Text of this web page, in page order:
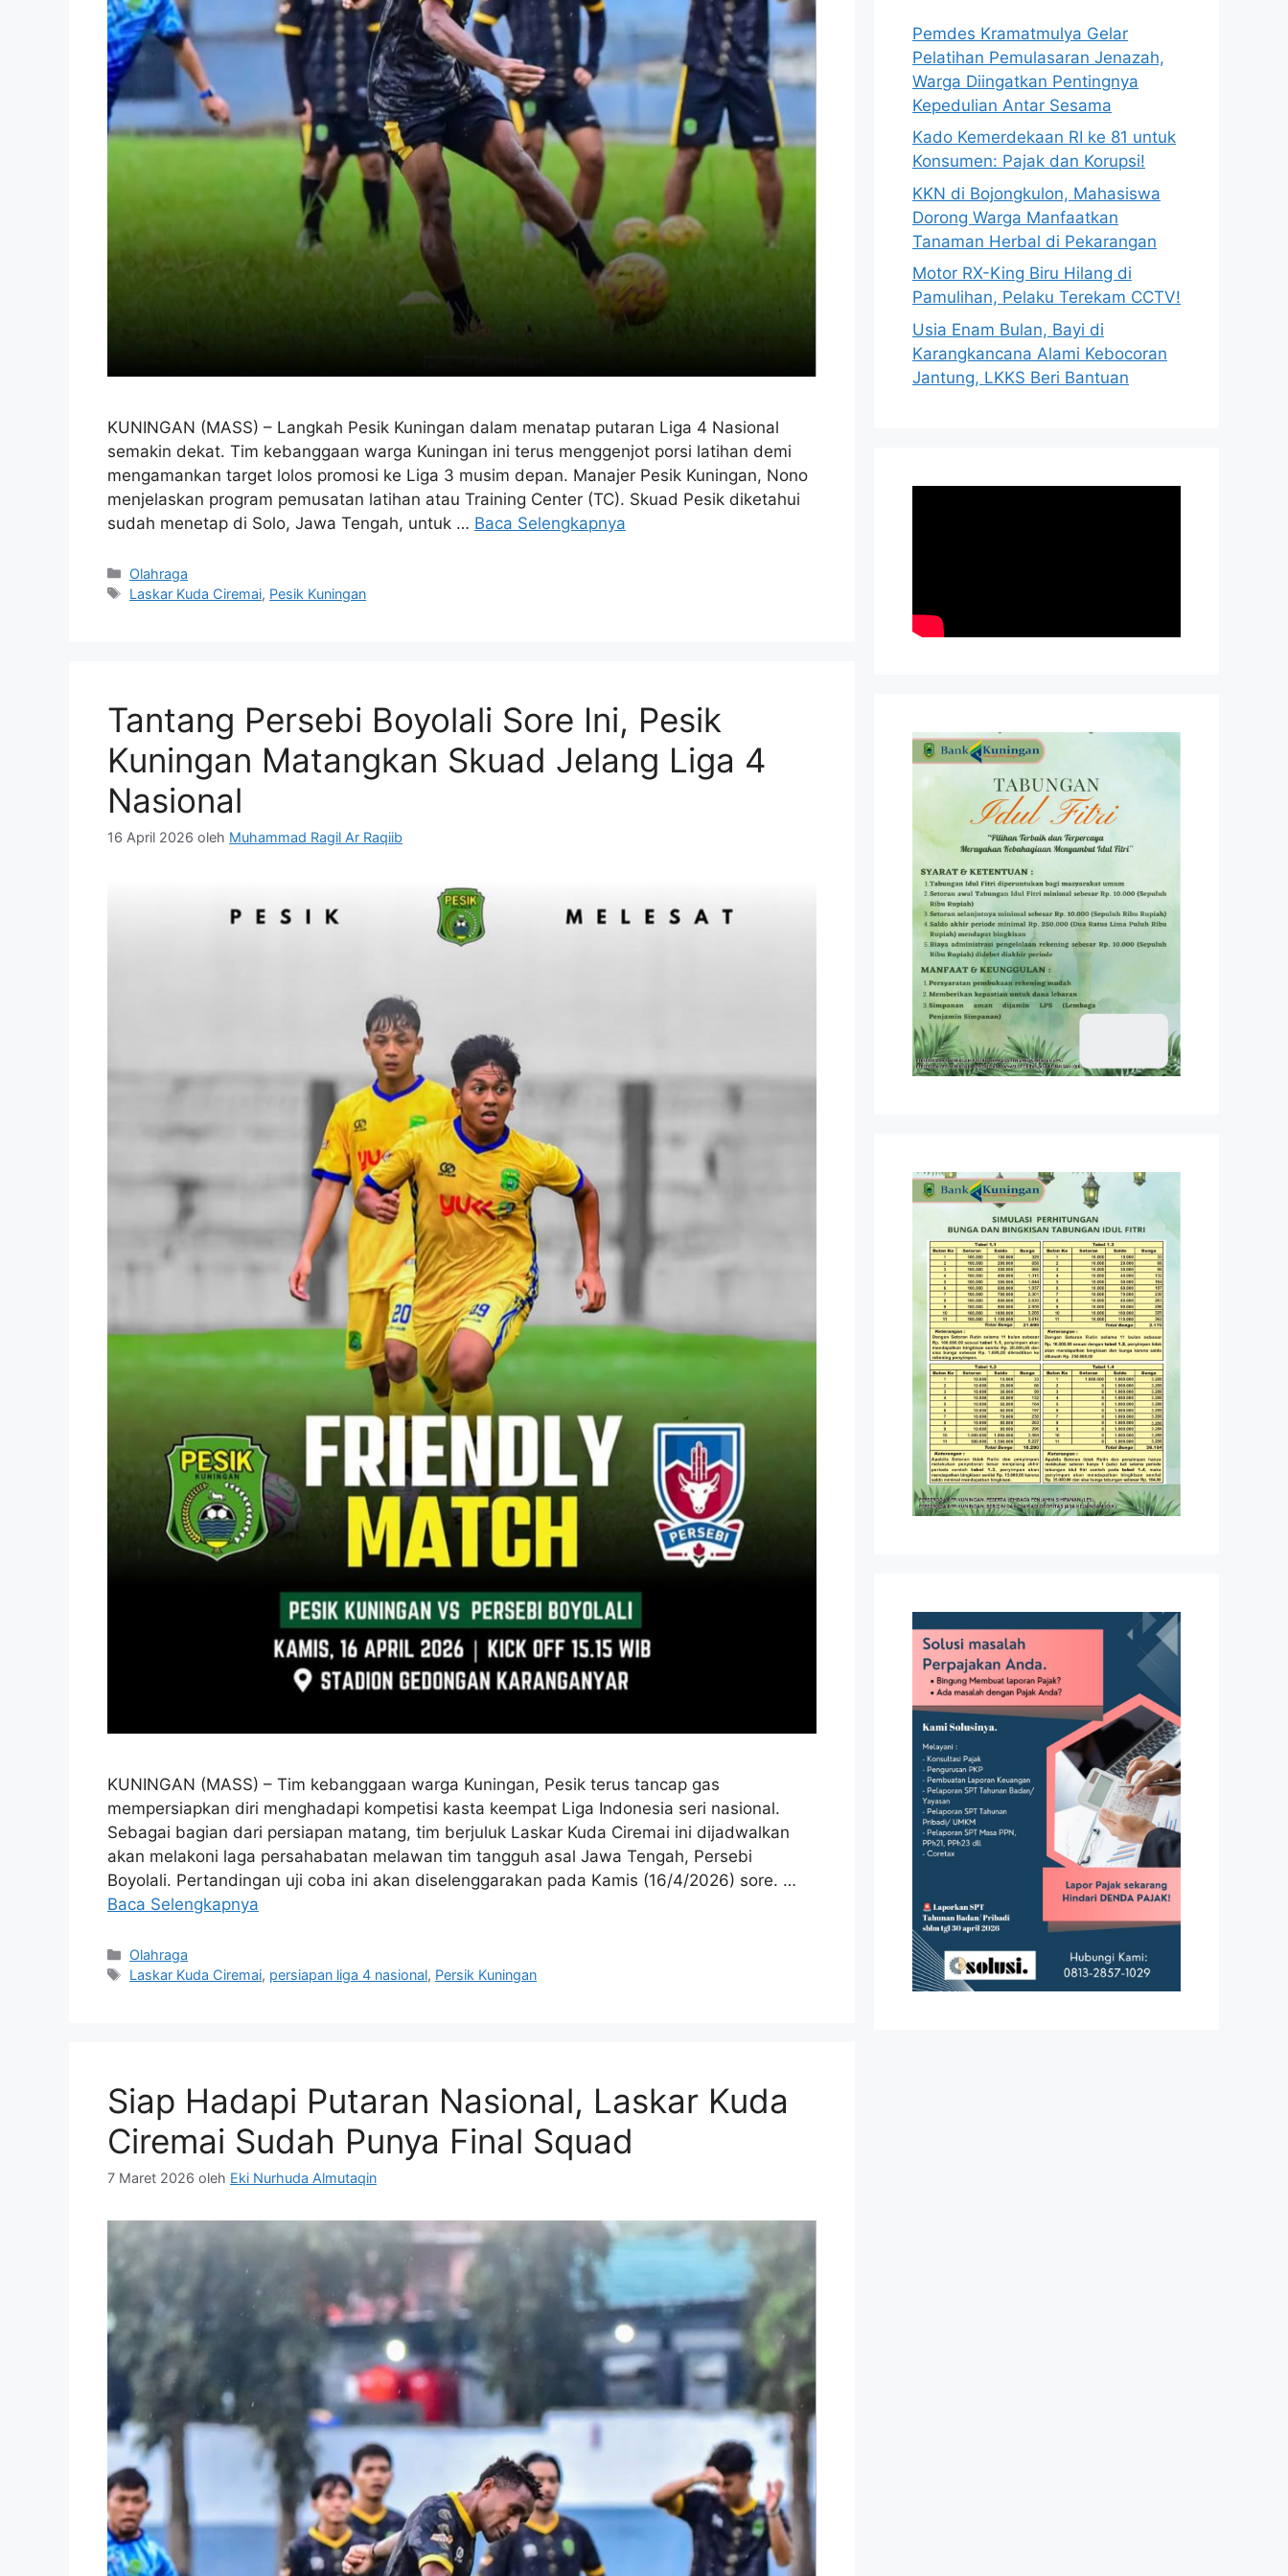
KUNINGAN (MASS) – Langkah Pesik Kuningan dalam menatap putaran Liga 4 Nasional
semakin dekat. Tim kebanggaan warga Kuningan ini terus menggenjot porsi latihan demi
mengamankan target lolos promosi ke Liga 3 musim depan. Manajer Pesik Kuningan, Nono
menjelaskan program pemusatan latihan atau Training Center (TC). Skuad Pesik diketahui
sudah menetap di Solo, Jawa Tengah, untuk … Baca Selengkapnya
Kategori
Olahraga
Tag
Laskar Kuda Ciremai, Pesik Kuningan
Tantang Persebi Boyolali Sore Ini, Pesik
Kuningan Matangkan Skuad Jelang Liga 4
Nasional
16 April 2026 oleh Muhammad Ragil Ar Raqiib
KUNINGAN (MASS) – Tim kebanggaan warga Kuningan, Pesik terus tancap gas
mempersiapkan diri menghadapi kompetisi kasta keempat Liga Indonesia seri nasional.
Sebagai bagian dari persiapan matang, tim berjuluk Laskar Kuda Ciremai ini dijadwalkan
akan melakoni laga persahabatan melawan tim tangguh asal Jawa Tengah, Persebi
Boyolali. Pertandingan uji coba ini akan diselenggarakan pada Kamis (16/4/2026) sore. …
Baca Selengkapnya
Kategori
Olahraga
Tag
Laskar Kuda Ciremai, persiapan liga 4 nasional, Persik Kuningan
Siap Hadapi Putaran Nasional, Laskar Kuda
Ciremai Sudah Punya Final Squad
7 Maret 2026 oleh Eki Nurhuda Almutaqin
Pemdes Kramatmulya Gelar
Pelatihan Pemulasaran Jenazah,
Warga Diingatkan Pentingnya
Kepedulian Antar Sesama
Kado Kemerdekaan RI ke 81 untuk
Konsumen: Pajak dan Korupsi!
KKN di Bojongkulon, Mahasiswa
Dorong Warga Manfaatkan
Tanaman Herbal di Pekarangan
Motor RX-King Biru Hilang di
Pamulihan, Pelaku Terekam CCTV!
Usia Enam Bulan, Bayi di
Karangkancana Alami Kebocoran
Jantung, LKKS Beri Bantuan